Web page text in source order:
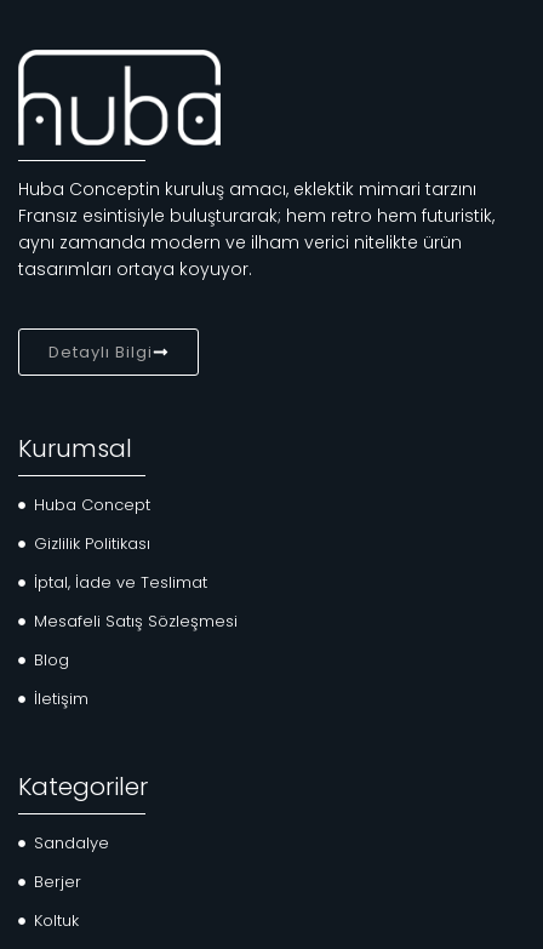
Huba Conceptin kuruluş amacı, eklektik mimari tarzını
Fransız esintisiyle buluşturarak; hem retro hem futuristik,
aynı zamanda modern ve ilham verici nitelikte ürün
tasarımları ortaya koyuyor.
Detaylı Bilgi
Kurumsal
Huba Concept
Gizlilik Politikası
İptal, İade ve Teslimat
Mesafeli Satış Sözleşmesi
Blog
İletişim
Kategoriler
Sandalye
Berjer
Koltuk